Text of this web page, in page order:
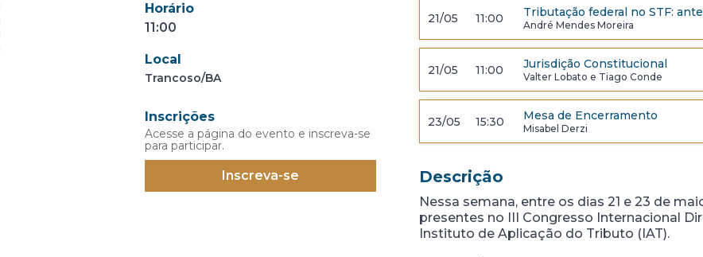
Horário
11:00
Local
Trancoso/BA
Inscrições
Acesse a página do evento e inscreva-se
para participar.
Inscreva-se
21/05 11:00 Tributação federal no STF:
André Mendes Moreira
21/05 11:00 Jurisdição Constitucional
Valter Lobato e Tiago Conde
23/05 15:30 Mesa de Encerramento
Misabel Derzi
Descrição
Nessa semana, entre os dias 21 e 23 de
presentes no III Congresso Internacional
Instituto de Aplicação do Tributo (IAT).